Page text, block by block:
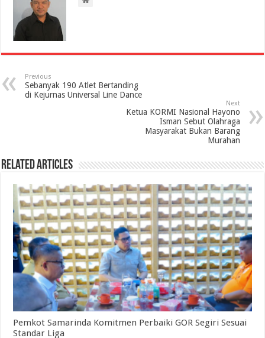
Previous
Sebanyak 190 Atlet Bertanding
di Kejurnas Universal Line Dance
Next
Ketua KORMI Nasional Hayono
Isman Sebut Olahraga
Masyarakat Bukan Barang
Murahan
Related Articles
Pemkot Samarinda Komitmen Perbaiki GOR Segiri Sesuai
Standar Liga